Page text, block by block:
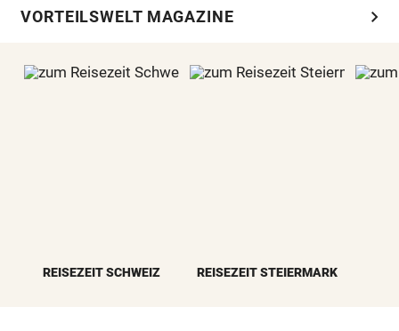
VORTEILSWELT MAGAZINE chevron_right
REISEZEIT SCHWEIZ REISEZEIT STEIERMARK